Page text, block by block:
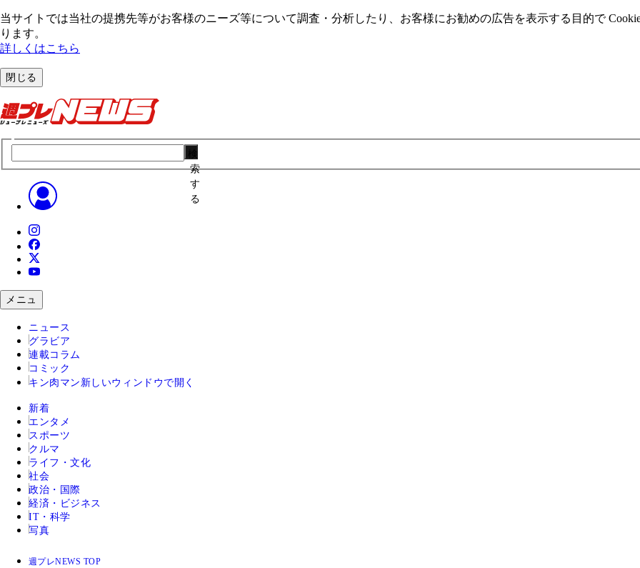
当サイトでは当社の提携先等がお客様のニーズ等について調査・分析したり、お客様にお勧めの広告を表⽰する⽬的で
ります。
詳しくはこちら
閉じる
索
す
る
メニュ
ニュース
グラビア
連載コラム
コミック
キン肉マン 新しいウィンドウで開く
新着
エンタメ
スポーツ
クルマ
ライフ・文化
社会
政治・国際
経済・ビジネス
IT・科学
写真
週プレNEWS TOP